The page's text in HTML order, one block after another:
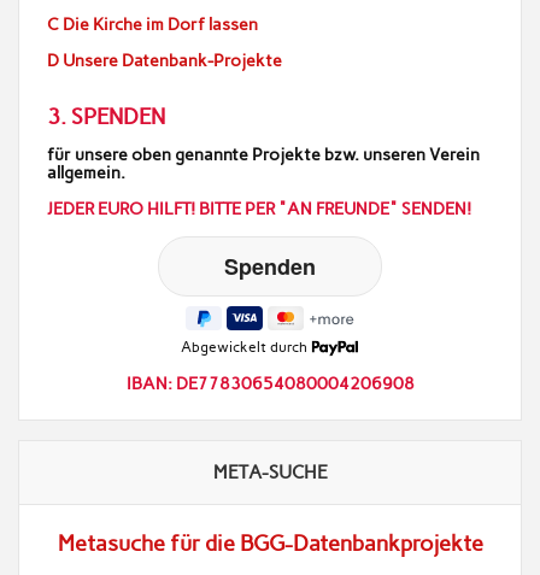
C Die Kirche im Dorf lassen
D Unsere Datenbank-Projekte
3. SPENDEN
für unsere oben genannte Projekte bzw. unseren Verein
allgemein.
JEDER EURO HILFT! BITTE PER "AN FREUNDE" SENDEN!
Abgewickelt durch
IBAN: DE77830654080004206908
META-SUCHE
Metasuche für die BGG-Datenbankprojekte